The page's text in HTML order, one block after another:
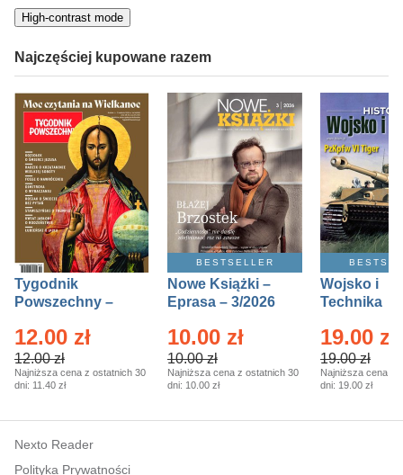
High-contrast mode
Najczęściej kupowane razem
Tygodnik
Powszechny –
12.00 zł
12.00 zł
Najniższa cena z ostatnich 30
dni: 11.40 zł
BESTSELLER
Nowe Książki –
Eprasa – 3/2026
10.00 zł
10.00 zł
Najniższa cena z ostatnich 30
dni: 10.00 zł
Wojsko i
Technika
– 2/2026
19.00 zł
19.00 zł
Najniższa cena z
dni: 19.00 zł
Nexto Reader
Polityka Prywatności